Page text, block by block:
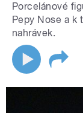
Porcelánové
Pepy Nose a k
nahrávek.